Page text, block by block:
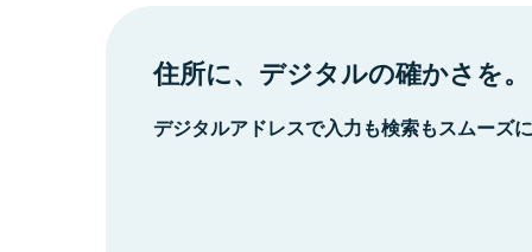
住所に、デジタルの確かさを。
デジタルアドレスで入力も検索もスムーズ